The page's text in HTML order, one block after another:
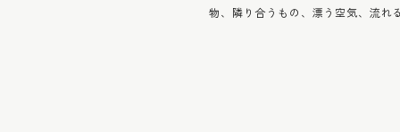
物、隣り合うもの、漂う空気、流れ